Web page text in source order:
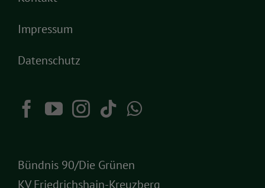
Impressum
Datenschutz
Bündnis 90/Die Grünen
KV Friedrichshain-Kreuzberg